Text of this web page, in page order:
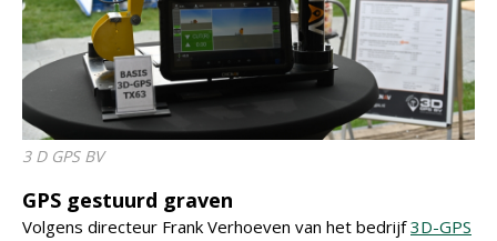
3 D GPS BV
GPS gestuurd graven
Volgens directeur Frank Verhoeven van het bedrijf3D-GPS